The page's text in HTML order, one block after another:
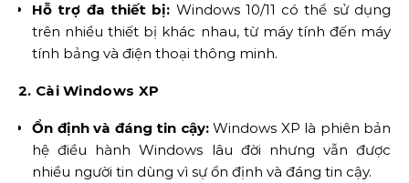
Hỗ trợ đa thiết bị: Windows 10/11 có thể sử dụng
trên nhiều thiết bị khác nhau, từ máy tính đến máy
tính bảng và điện thoại thông minh.
2. Cài Windows XP
Ổn định và đáng tin cậy:Windows XP là phiên bản
hệ điều hành Windows lâu đời nhưng vẫn được
nhiều người tin dùng vì sự ổn định và đáng tin cậy.